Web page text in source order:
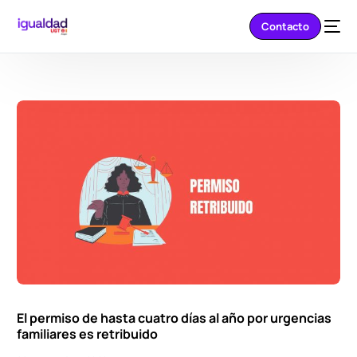
Contacto
El permiso de hasta cuatro días al año por urgencias
familiares es retribuido